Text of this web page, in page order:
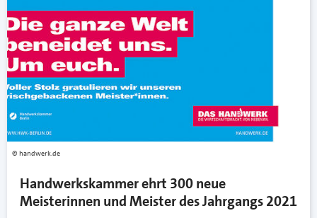
handwerk.de
Handwerkskammer ehrt 300 neue
Meisterinnen und Meister des Jahrgangs 2021